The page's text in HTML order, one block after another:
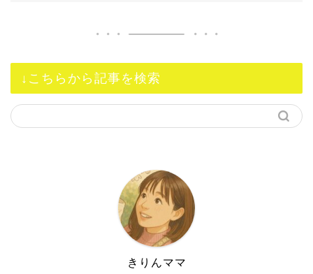
↓こちらから記事を検索
きりんママ